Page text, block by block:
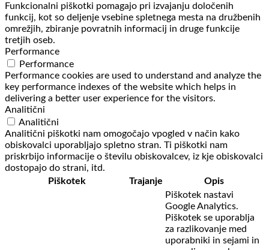
Funkcionalni piškotki pomagajo pri izvajanju določenih
funkcij, kot so deljenje vsebine spletnega mesta na družbenih
omrežjih, zbiranje povratnih informacij in druge funkcije
tretjih oseb.
Performance
Performance
Performance cookies are used to understand and analyze the
key performance indexes of the website which helps in
delivering a better user experience for the visitors.
Analitični
Analitični
Analitični piškotki nam omogočajo vpogled v način kako
obiskovalci uporabljajo spletno stran. Ti piškotki nam
priskrbijo informacije o številu obiskovalcev, iz kje obiskovalci
dostopajo do strani, itd.
Piškotek
Trajanje Opis
Piškotek nastavi
Google Analytics.
Piškotek se uporablja
za razlikovanje med
uporabniki in sejami in